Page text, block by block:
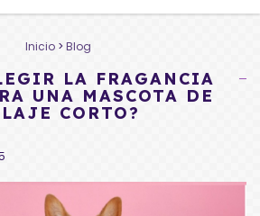
Inicio > Blog
LA FRAGANCIA
UNA MASCOTA DE
CORTO?